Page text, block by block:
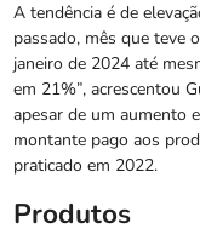
A tendência é de
passado, mês que teve
janeiro de 2024 até
em 21%”, acrescentou
apesar de um aumento
montante pago aos
praticado em 2022.
Produtos